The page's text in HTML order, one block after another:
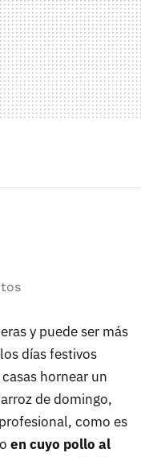
y puede ser más
días festivos
hornear un
de domingo,
como es
en cuyo pollo al